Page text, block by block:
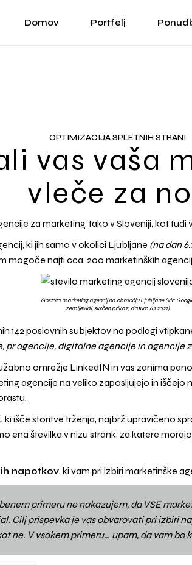
Domov Portfelj
OPTIMIZACIJA SPLETNIH STRANI
vas vaša
vleče za
za marketing, tako v Sloveniji, kot tudi
ki jih samo v okolici Ljubljane (na dan
mogoče najti cca. 200 marketinških
Gostota marketing agencij na območju Ljubljane (vir:
zemljevidi, skrčen prikaz, datum 6.1.2022)
142 poslovnih subjektov na podlagi
pr agencije, digitalne agencije in agencije
omrežje LinkedIN in vas zanima
agencije na veliko zaposljujejo in iščejo
išče storitve trženja, najbrž upravičeno
ena številka v nizu strank, za katere
napotkov, ki vam pri izbiri marketinške
primeru ne nakazujem, da VSE
Cilj prispevka je vas obvarovati pri izbiri
ne. V vsakem primeru… upam, da vam bo